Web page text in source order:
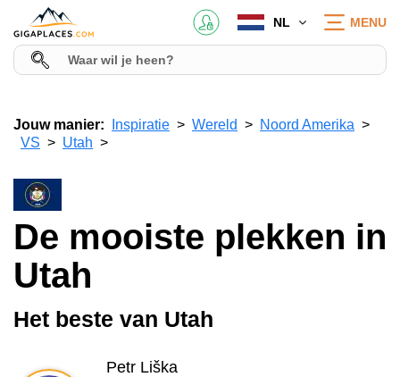
NL MENU
Jouw manier: Inspiratie Wereld
Noord Amerika
VS
Utah
De mooiste plekken in
Utah
Het beste van Utah
Petr Liška